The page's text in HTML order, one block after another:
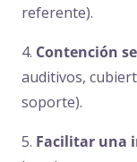
referente).
4. Contención
auditivos,
soporte).
5. Facilitar una